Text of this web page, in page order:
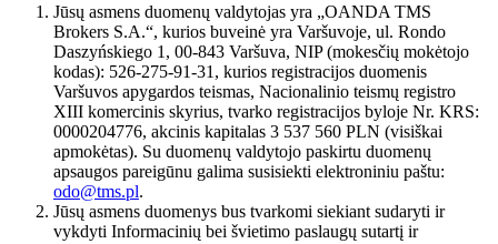
Jūsų asmens duomenų valdytojas yra „OANDA TMS
Brokers S.A.“, kurios buveinė yra Varšuvoje, ul. Rondo
Daszyńskiego 1, 00-843 Varšuva, NIP (mokesčių mokėtojo
kodas): 526-275-91-31, kurios registracijos duomenis
Varšuvos apygardos teismas, Nacionalinio teismų registro
XIII komercinis skyrius, tvarko registracijos byloje Nr. KRS:
0000204776, akcinis kapitalas 3 537 560 PLN (visiškai
apmokėtas). Su duomenų valdytojo paskirtu duomenų
apsaugos pareigūnu galima susisiekti elektroniniu paštu:
odo@tms.pl.
Jūsų asmens duomenys bus tvarkomi siekiant sudaryti ir
vykdyti Informacinių bei švietimo paslaugų sutartį ir